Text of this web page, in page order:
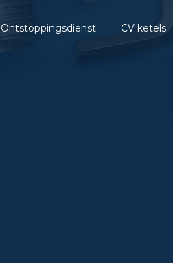
Ontstoppingsdienst CV ketels